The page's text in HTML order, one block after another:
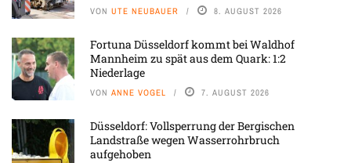
VON UTE NEUBAUER 8. AUGUST 2026
Fortuna Düsseldorf kommt bei Waldhof
Mannheim zu spät aus dem Quark: 1:2
Niederlage
VON ANNE VOGEL 7. AUGUST 2026
Düsseldorf: Vollsperrung der Bergischen
Landstraße wegen Wasserrohrbruch
aufgehoben